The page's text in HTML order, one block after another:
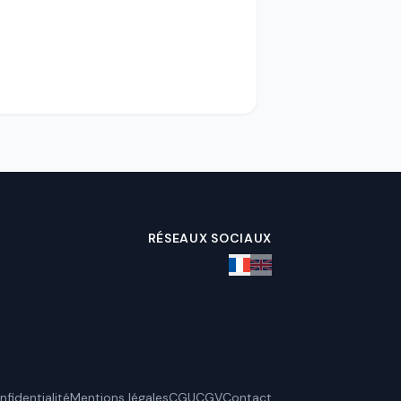
RÉSEAUX SOCIAUX
Mentions légalesCGUCGVContact